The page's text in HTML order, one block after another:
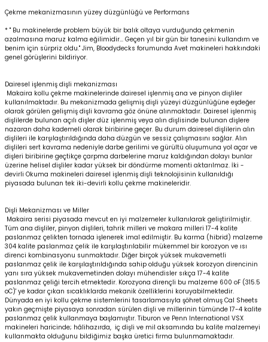
Çekme mekanizmasının yüzey düzgünlüğü ve Performans
* " Bu makinelerde problem büyük bir balık oltaya vurduğunda çekmenin
azalmasına maruz kalma eğilimidir... Geçen yıl bir gün bir tanesini kullandım ve
benim için sürpriz oldu." Jim, Bloodydecks forumunda Avet makineleri hakkındaki
genel görüşlerini bildiriyor.
Dairesel işlenmiş dişli mekanizması
Makaira kollu çekme makinelerinde dairesel işlenmiş ana ve pinyon dişliler
kullanılmaktadır. Bu mekanizmada gelişmiş dişli yüzeyi düzgünlüğüne eşdeğer
olarak görülen gelişmiş dişli kavrama göz önüne alınmaktadır. Dairesel işlenmiş
dişlilerde bulunan açılı dişler düz işlenmiş veya alın dişlisinde bulunan dişlere
nazaran daha kademeli olarak biribirine geçer. Bu durum dairesel dişlilerin alın
dişlileri ile karşılaştırıldığında daha düzgün ve sessiz çalışmasını sağlar. Alın
dişlileri sert kavrama nedeniyle darbe gerilimi ve gürültü oluşumuna yol açar ve
dişleri biribirine geçtikçe çarpma darbelerine maruz kaldığından dolayı bunlar
üzerine helisel dişliler kadar yüksek bir döndürme momenti aktarılmaz. İki -
devirli Okuma makineleri dairesel işlenmiş dişli teknolojisinin kullanıldığı
piyasada bulunan tek iki-devirli kollu çekme makineleridir.
Dişli Mekanizması ve Miller
Makaira serisi piyasada mevcut en iyi malzemeler kullanılarak geliştirilmiştir.
Tüm ana dişliler, pinyon dişlileri, tahrik milleri ve makara milleri 17-4 kalite
paslanmaz çelikten tornada işlenerek imal edilmiştir. Bu karma (hibrid) malzeme
304 kalite paslanmaz çelik ile karşılaştırılabilir mükemmel bir korozyon ve ısı
direnci kombinasyonu sunmaktadır. Diğer birçok yüksek mukavemetli
paslanmaz çelik ile karşılaştırıldığında sahip olduğu yüksek korozyon direncinin
yanı sıra yüksek mukavemetinden dolayı mühendisler sıkça 17-4 kalite
paslanmaz çeliği tercih etmektedir. Korozyona dirençli bu malzeme 600 oF (315.5
oC)' ye kadar çıkan sıcaklıklarda mekanik özelliklerini koruyabilmektedir.
Dünyada en iyi kollu çekme sistemlerini tasarlamasıyla şöhret olmuş Cal Sheets
yakın geçmişte piyasaya sonradan sürülen dişli ve millerinin tümünde 17-4 kalite
paslanmaz çelik kullanmaya başlamıştır. Tiburon ve Penn International VSX
makineleri haricinde; hâlihazırda, iç dişli ve mil aksamında bu kalite malzemeyi
kullanmakta olduğunu bildiğimiz başka üretici firma bulunmamaktadır.